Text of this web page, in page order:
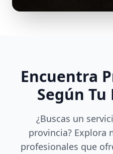
Encuentra
Según Tu
¿Buscas un
provincia? Explora
profesionales que